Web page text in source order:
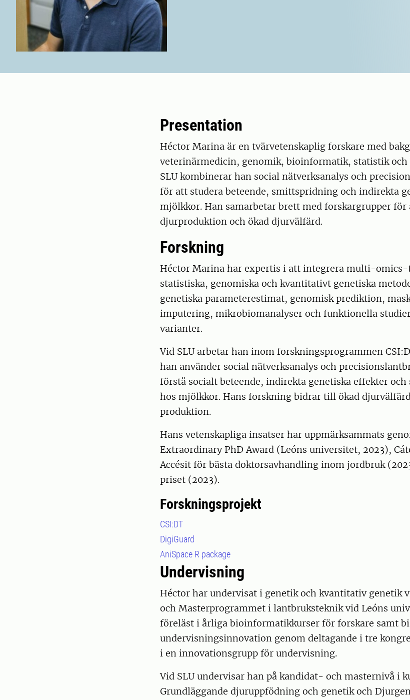
Presentation
Héctor Marina är en tvärvetenskaplig forskare med
veterinärmedicin, genomik, bioinformatik, statistik
SLU kombinerar han social nätverksanalys och
för att studera beteende, smittspridning och indirekta
mjölkkor. Han samarbetar brett med forskargrupper
djurproduktion och ökad djurvälfärd.
Forskning
Héctor Marina har expertis i att integrera multi-
statistiska, genomiska och kvantitativt genetiska
genetiska parameterestimat, genomisk prediktion,
imputering, mikrobiomanalyser och funktionella
varianter.
Vid SLU arbetar han inom forskningsprogrammen
han använder social nätverksanalys och
förstå socialt beteende, indirekta genetiska effekter
hos mjölkkor. Hans forskning bidrar till ökad
produktion.
Hans vetenskapliga insatser har uppmärksammats
Extraordinary PhD Award (Leóns universitet, 2023),
Accésit för bästa doktorsavhandling inom jordbruk
priset (2023).
Forskningsprojekt
CSI:DT
DigiGuard
AniSpace R package
Undervisning
Héctor har undervisat i genetik och kvantitativ genetik
och Masterprogrammet i lantbruksteknik vid Leóns
föreläst i årliga bioinformatikkurser för forskare samt
undervisningsinnovation genom deltagande i tre
i en innovationsgrupp för undervisning.
Vid SLU undervisar han på kandidat- och masternivå i
Grundläggande djuruppfödning och genetik och